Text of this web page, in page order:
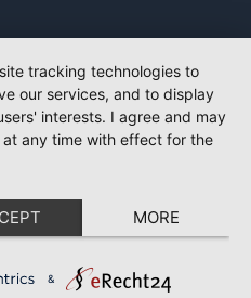
tracking technologies to
our services, and to display
interests. I agree and may
any time with effect for the
MORE
&